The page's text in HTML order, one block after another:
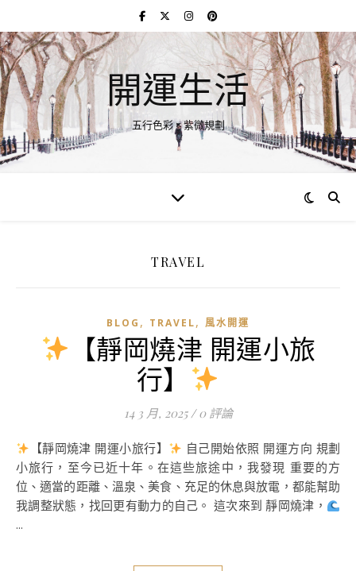
開運生活
五行色彩 × 紫微規劃
TRAVEL
BLOG , TRAVEL, 風水開運
【靜岡燒津 開運小旅
行】
14 3 月, 2025 / 0 評論
【靜岡燒津 開運小旅行】
自己開始依照 開運方向 規劃
小旅行，至今已近十年。在這些旅途中，我發現 重要的方
位、適當的距離、溫泉、美食、充足的休息與放電，都能幫助
我調整狀態，找回更有動力的自己。 這次來到 靜岡燒津，
...